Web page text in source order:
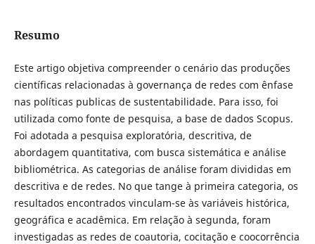
Resumo
Este artigo objetiva compreender o cenário das produções
científicas relacionadas à governança de redes com ênfase
nas políticas publicas de sustentabilidade. Para isso, foi
utilizada como fonte de pesquisa, a base de dados Scopus.
Foi adotada a pesquisa exploratória, descritiva, de
abordagem quantitativa, com busca sistemática e análise
bibliométrica. As categorias de análise foram divididas em
descritiva e de redes. No que tange à primeira categoria, os
resultados encontrados vinculam-se às variáveis histórica,
geográfica e acadêmica. Em relação à segunda, foram
investigadas as redes de coautoria, cocitação e coocorrência